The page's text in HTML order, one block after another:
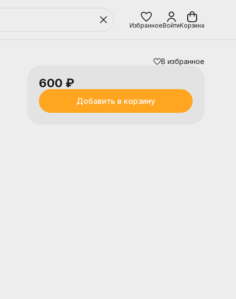
ИзбранноеВойтиКорзина
В избранное
600 ₽
Добавить в корзину